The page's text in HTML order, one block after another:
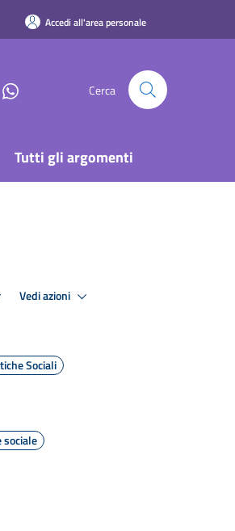
Accedi all'area personale
Cerca
Tutti gli argomenti
Vedi azioni
Sociali
sociale